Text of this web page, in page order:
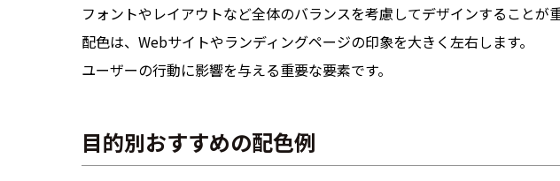
フォントやレイアウトなど全体のバランスを考慮してデザインすることが重
配色は、Webサイトやランディングページの印象を大きく左右します。
ユーザーの行動に影響を与える重要な要素です。
目的別おすすめの配色例